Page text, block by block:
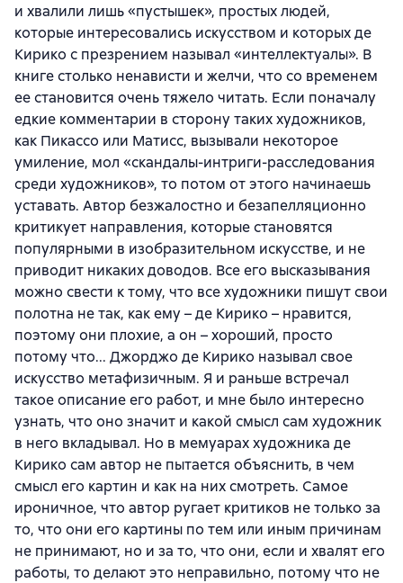
и хвалили лишь «пустышек», простых людей,
которые интересовались искусством и которых де
Кирико с презрением называл «интеллектуалы». В
книге столько ненависти и желчи, что со временем
ее становится очень тяжело читать. Если поначалу
едкие комментарии в сторону таких художников,
как Пикассо или Матисс, вызывали некоторое
умиление, мол «скандалы-интриги-расследования
среди художников», то потом от этого начинаешь
уставать. Автор безжалостно и безапелляционно
критикует направления, которые становятся
популярными в изобразительном искусстве, и не
приводит никаких доводов. Все его высказывания
можно свести к тому, что все художники пишут свои
полотна не так, как ему – де Кирико – нравится,
поэтому они плохие, а он – хороший, просто
потому что... Джорджо де Кирико называл свое
искусство метафизичным. Я и раньше встречал
такое описание его работ, и мне было интересно
узнать, что оно значит и какой смысл сам художник
в него вкладывал. Но в мемуарах художника де
Кирико сам автор не пытается объяснить, в чем
смысл его картин и как на них смотреть. Самое
ироничное, что автор ругает критиков не только за
то, что они его картины по тем или иным причинам
не принимают, но и за то, что они, если и хвалят его
работы, то делают это неправильно, потому что не